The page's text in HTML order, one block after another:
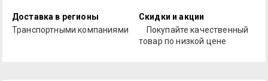
Доставка в регионы
Транспортными компаниями
Скидки и акции
Покупайте качественный
товар по низкой цене